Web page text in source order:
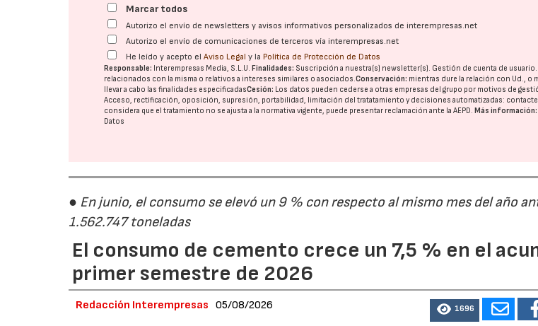
Marcar todos
Autorizo el envío de newsletters y avisos informativos personalizados de interempresas.net
Autorizo el envío de comunicaciones de terceros vía interempresas.net
He leído y acepto elAviso Legal y la Política de Protección de Datos
Responsable: Interempresas Media, S.L.U. Finalidades: Suscripción a nuestra(s) newsletter(s). Gestión de cuenta de usuario.
relacionados con la misma o relativos a intereses similares o asociados.Conservación: mientras dure la relación con Ud., o
llevar a cabo las finalidades especificadasCesión: Los datos pueden cederse a otras empresas del grupo por motivos de
Acceso, rectificación, oposición, supresión, portabilidad, limitación del tratatamiento y decisiones automatizadas:
considera que el tratamiento no se ajusta a la normativa vigente, puede presentar reclamación ante laAEPD. Más información:
Datos
● En junio, el consumo se elevó un 9 % con respecto al mismo mes del año
1.562.747 toneladas
El consumo de cemento crece un 7,5 % en el
primer semestre de 2026
Redacción Interempresas 05/08/2026 1696
28/07/2026